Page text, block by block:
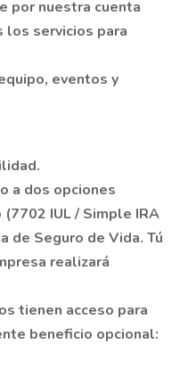
por nuestra cuenta
servicios para
eventos y
a dos opciones
IUL / Simple IRA
de Seguro de Vida. Tú
realizará
tienen acceso para
beneficio opcional: